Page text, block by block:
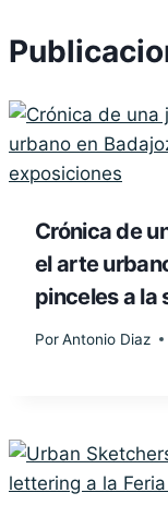
Crónica de
el arte
pinceles a la
PorAntonio Diaz